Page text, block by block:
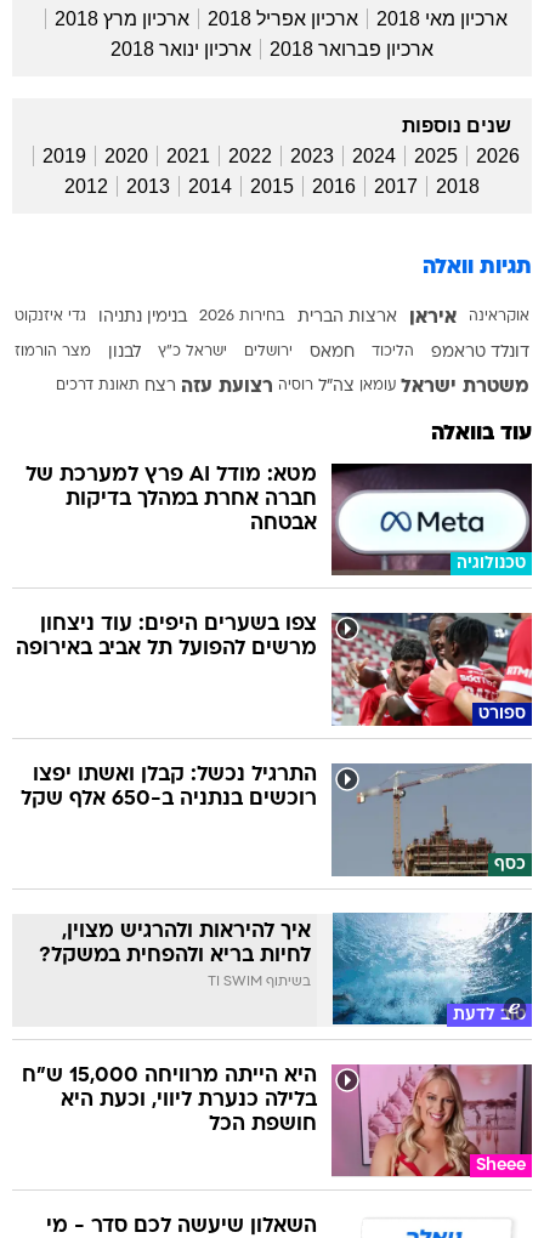
ארכיון מאי 2018
ארכיון אפריל 2018
ארכיון מרץ 2018
ארכיון פברואר 2018
ארכיון ינואר 2018
שנים נוספות
2026
2025
2024
2023
2022
2021
2020
2019
2018
2017
2016
2015
2014
2013
2012
תגיות וואלה
אוקראינה איראן ארצות הברית בחירות 2026 בנימין נתניהו גדי איזנקוט
דונלד טראמפ הליכוד חמאס ירושלים ישראל כ"ץ לבנון מצר הורמוז
משטרת ישראל עומאן צה"ל רוסיה רצועת עזה רצח תאונת דרכים
עוד בוואלה
טכנולוגיה
מטא: מודל AI פרץ למערכת של
חברה אחרת במהלך בדיקות
אבטחה
ספורט
צפו בשערים היפים: עוד ניצחון
מרשים להפועל תל אביב באירופה
כסף
התרגיל נכשל: קבלן ואשתו יפצו
רוכשים בנתניה ב-650 אלף שקל
טוב לדעת
איך להיראות ולהרגיש מצוין,
לחיות בריא ולהפחית במשקל?
בשיתוף TI SWIM
Sheee
היא הייתה מרוויחה 15,000 ש"ח
בלילה כנערת ליווי, וכעת היא
חושפת הכל
השאלון שיעשה לכם סדר - מי